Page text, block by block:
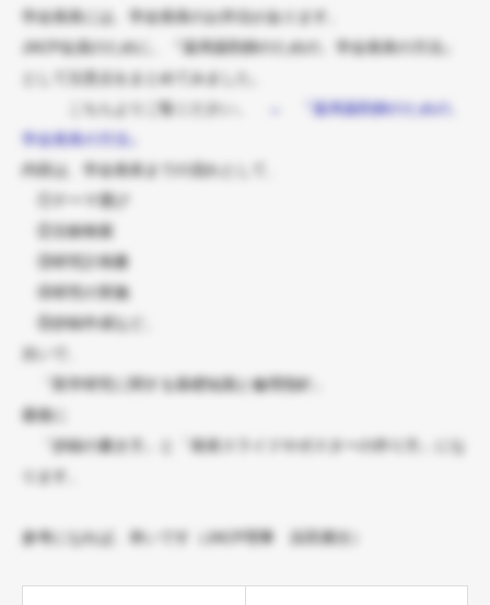
学会発表には、学会発表のお作法があります。
JACP
会員のために、『薬局薬剤師のための、学会発表の方法』
として注意点をまとめてみました。
こちらよりご覧ください。
→ 『薬局薬剤師のための、
学会発表の方法』
内容は、学会発表までの流れとして、
②文献検索
③研究計画書
④研究の実施
⑤抄録作成など。
「医学研究に関する基礎知識と倫理指針」
最後に
「抄録の書き方」と「発表スライドやポスターの作り方」にな
ります。
参考になれば、幸いです （JACP理事 浜田康次）